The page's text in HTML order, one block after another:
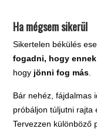
Ha mégsem sikerül
Sikertelen békülés
fogadni, hogy
hogy jönni fog más
Bár nehéz, fájdalmas
próbáljon túljutni rajta
Tervezzen különböző